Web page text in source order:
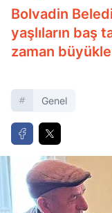
Bolvadin
yaşlıların baş
zaman
Genel